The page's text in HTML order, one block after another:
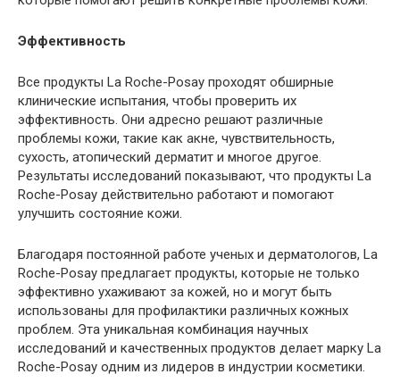
Эффективность
Все продукты La Roche-Posay проходят обширные
клинические испытания, чтобы проверить их
эффективность. Они адресно решают различные
проблемы кожи, такие как акне, чувствительность,
сухость, атопический дерматит и многое другое.
Результаты исследований показывают, что продукты La
Roche-Posay действительно работают и помогают
улучшить состояние кожи.
Благодаря постоянной работе ученых и дерматологов, La
Roche-Posay предлагает продукты, которые не только
эффективно ухаживают за кожей, но и могут быть
использованы для профилактики различных кожных
проблем. Эта уникальная комбинация научных
исследований и качественных продуктов делает марку La
Roche-Posay одним из лидеров в индустрии косметики.